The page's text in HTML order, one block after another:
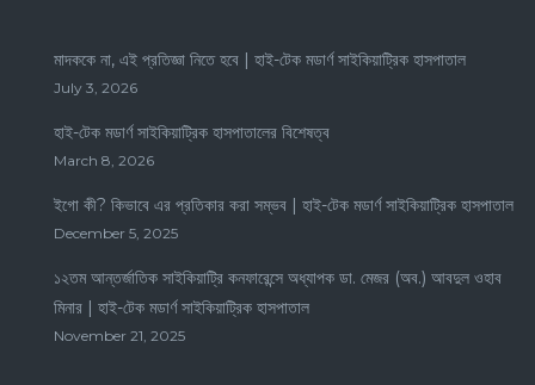
মাদককে না, এই প্রতিজ্ঞা নিতে হবে | হাই-টেক মডার্ণ সাইকিয়াট্রিক হাসপাতাল
July 3, 2026
হাই-টেক মডার্ণ সাইকিয়াট্রিক হাসপাতালের বিশেষত্ব
March 8, 2026
ইগো কী? কিভাবে এর প্রতিকার করা সম্ভব | হাই-টেক মডার্ণ সাইকিয়াট্রিক হাসপাতাল
December 5, 2025
১২তম আন্তর্জাতিক সাইকিয়াট্রি কনফারেন্সে অধ্যাপক ডা. মেজর (অব.) আবদুল ওহাব
মিনার | হাই-টেক মডার্ণ সাইকিয়াট্রিক হাসপাতাল
November 21, 2025